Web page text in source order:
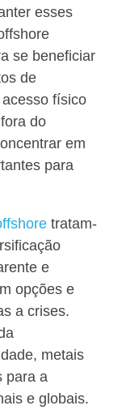
esses
se beneficiar
de
físico
do
em
para
tratam-
e
opções e
a crises.
metais
para a
e globais.